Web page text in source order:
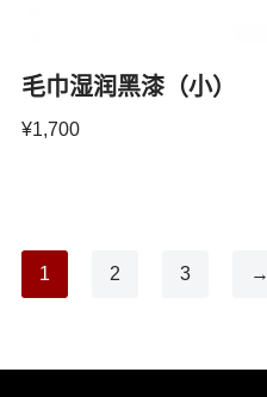
毛巾湿润黑漆（小）
¥1,700
1 2 3 →